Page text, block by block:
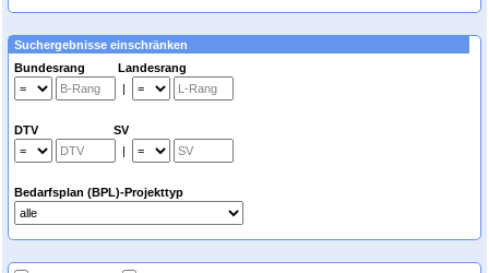
Suchergebnisse einschränken
Bundesrang Landesrang
|
DTV SV
|
Bedarfsplan (BPL)-Projekttyp